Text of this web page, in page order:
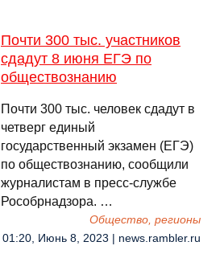
Почти 300 тыс. участников
сдадут 8 июня ЕГЭ по
обществознанию
Почти 300 тыс. человек сдадут в
четверг единый
государственный экзамен (ЕГЭ)
по обществознанию, сообщили
журналистам в пресс-службе
Рособрнадзора. …
Общество, регионы
01:20, Июнь 8, 2023 | news.rambler.ru